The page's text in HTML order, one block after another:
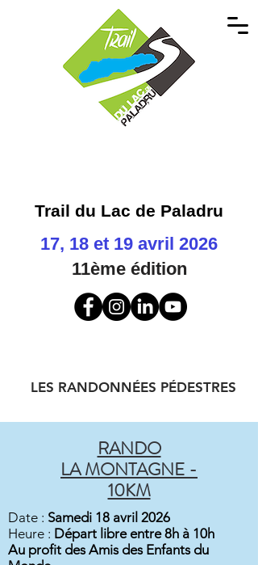
17, 18 et 19 avril 2026
11èmeédition
Trail du Lac de Paladru
LES RANDONNÉES PÉDESTRES
RANDO
LA MONTAGNE -
10KM
Date : Samedi 18 avril 2026
Heure : Départ libre entre 8h à 10h
Au profit des Amis des Enfants du